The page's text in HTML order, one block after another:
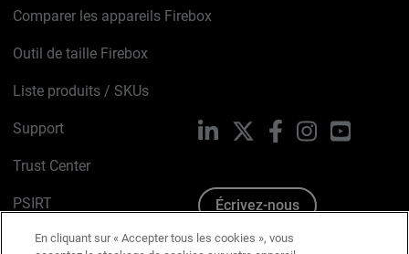
Comparer les appareils Firebox
Outil de taille Firebox
Liste produits / SKUs
Support
Trust Center
PSIRT
Avis sur les cookies
LinkedIn FacebookInstagramYouTube
Écrivez-nous
En cliquant sur « Accepter tous les cookies », vous